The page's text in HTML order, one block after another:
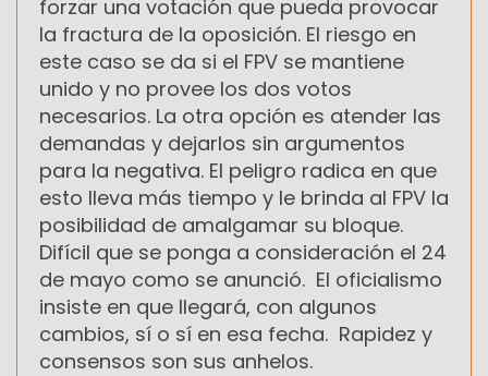
forzar una votación que pueda provocar
la fractura de la oposición. El riesgo en
este caso se da si el FPV se mantiene
unido y no provee los dos votos
necesarios. La otra opción es atender las
demandas y dejarlos sin argumentos
para la negativa. El peligro radica en que
esto lleva más tiempo y le brinda al FPV la
posibilidad de amalgamar su bloque.
Difícil que se ponga a consideración el 24
de mayo como se anunció. El oficialismo
insiste en que llegará, con algunos
cambios, sí o sí en esa fecha. Rapidez y
consensos son sus anhelos.